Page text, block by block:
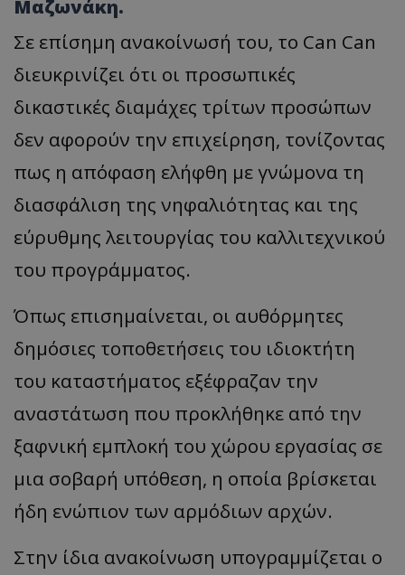
Μαζωνάκη.
Σε επίσημη ανακοίνωσή του, το Can Can
διευκρινίζει ότι οι προσωπικές
δικαστικές διαμάχες τρίτων προσώπων
δεν αφορούν την επιχείρηση, τονίζοντας
πως η απόφαση ελήφθη με γνώμονα τη
διασφάλιση της νηφαλιότητας και της
εύρυθμης λειτουργίας του καλλιτεχνικού
του προγράμματος.
Όπως επισημαίνεται, οι αυθόρμητες
δημόσιες τοποθετήσεις του ιδιοκτήτη
του καταστήματος εξέφραζαν την
αναστάτωση που προκλήθηκε από την
ξαφνική εμπλοκή του χώρου εργασίας σε
μια σοβαρή υπόθεση, η οποία βρίσκεται
ήδη ενώπιον των αρμόδιων αρχών.
Στην ίδια ανακοίνωση υπογραμμίζεται ο